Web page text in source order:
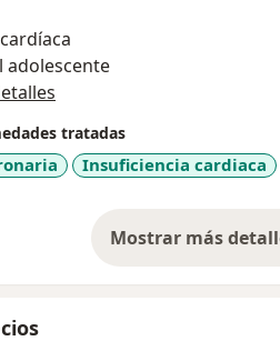
adolescente
tratadas
Insuficiencia cardiaca
Mostrar mássobre la